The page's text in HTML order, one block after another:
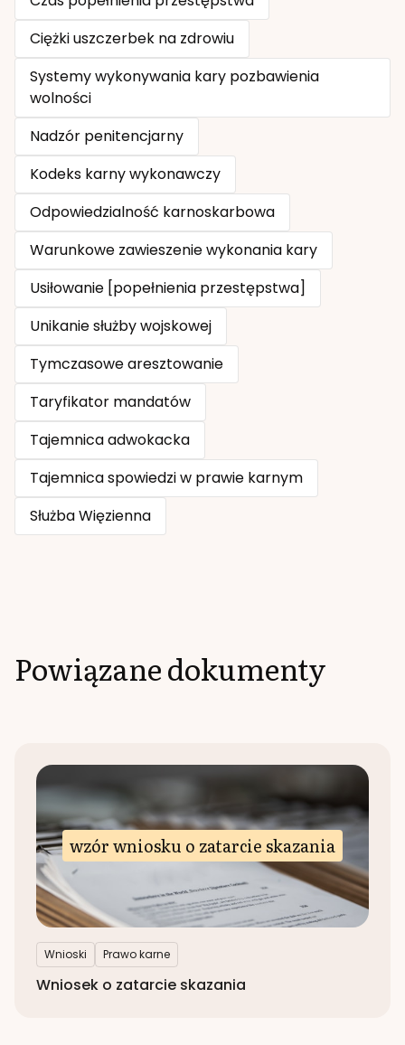
Ciężki uszczerbek na zdrowiu
Systemy wykonywania kary pozbawienia
wolności
Nadzór penitencjarny
Kodeks karny wykonawczy
Odpowiedzialność karnoskarbowa
Warunkowe zawieszenie wykonania kary
Usiłowanie [popełnienia przestępstwa]
Unikanie służby wojskowej
Tymczasowe aresztowanie
Taryfikator mandatów
Tajemnica adwokacka
Tajemnica spowiedzi w prawie karnym
Służba Więzienna
Powiązane dokumenty
wzór wniosku o zatarcie skazania
Wnioski Prawo karne
Wniosek o zatarcie skazania